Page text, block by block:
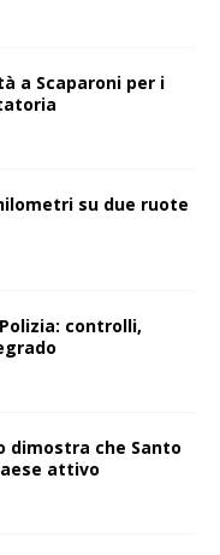
a Scaparoni per i
su due ruote
controlli,
dimostra che Santo
attivo